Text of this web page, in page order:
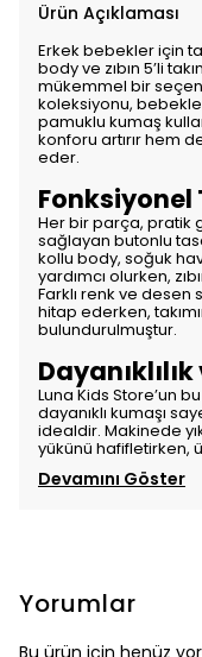
Ürün Açıklaması
Erkek bebekler için
body ve zıbın 5’li
mükemmel bir
koleksiyonu,
pamuklu kumaş
konforu artırır hem
eder.
Fonksiyonel
Her bir parça, pratik
sağlayan butonlu
kollu body, soğuk
yardımcı olurken,
Farklı renk ve
hitap ederken,
bulundurulmuştur.
Luna Kids Store’un
dayanıklı kumaşı
idealdir. Makinede
yükünü hafifletirken,
Devamını Göster
Yorumlar
Bu ürün için henüz